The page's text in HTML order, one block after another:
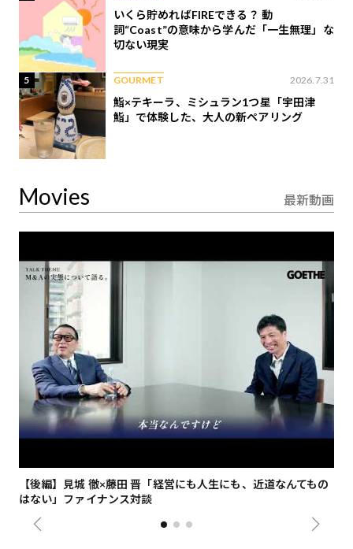
いくら貯めればFIREできる？ 動
詞“Coast”の意味から学んだ「一生無理」な
切ない現実
5 GOURMET 2026.7.31
鮨×テキーラ、ミシュラン1つ星「宇田津
鮨」で体験した、大人の新ペアリング
Movies 最新動画
【後編】見城 徹×藤田 晋「経営にも人生にも、近道なんてもの
はない」ファイナンス対談